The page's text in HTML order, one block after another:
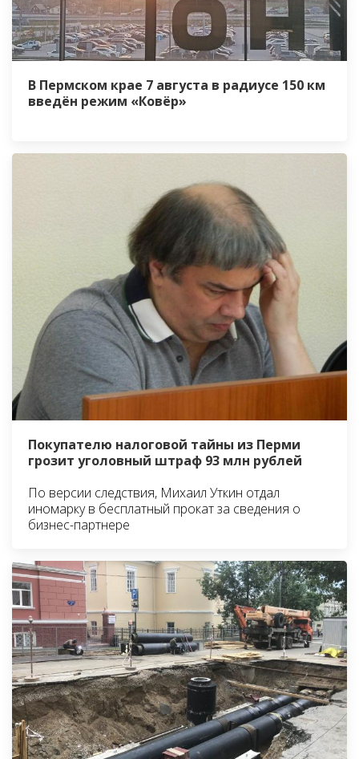
В Пермском крае 7 августа в радиусе 150 км
введён режим «Ковёр»
Покупателю налоговой тайны из Перми
грозит уголовный штраф 93 млн рублей
По версии следствия, Михаил Уткин отдал
иномарку в бесплатный прокат за сведения о
бизнес-партнере